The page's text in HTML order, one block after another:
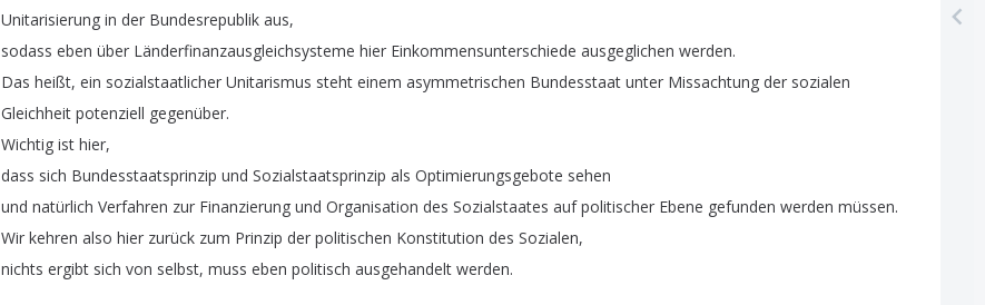
Unitarisierung in der Bundesrepublik aus,
sodass eben über Länderfinanzausgleichsysteme hier Einkommensunterschiede ausgeglichen werden.
Das heißt, ein sozialstaatlicher Unitarismus steht einem asymmetrischen Bundesstaat unter Missachtung der sozialen
Gleichheit potenziell gegenüber.
Wichtig ist hier,
dass sich Bundesstaatsprinzip und Sozialstaatsprinzip als Optimierungsgebote sehen
und natürlich Verfahren zur Finanzierung und Organisation des Sozialstaates auf politischer Ebene gefunden werden müssen.
Wir kehren also hier zurück zum Prinzip der politischen Konstitution des Sozialen,
nichts ergibt sich von selbst, muss eben politisch ausgehandelt werden.